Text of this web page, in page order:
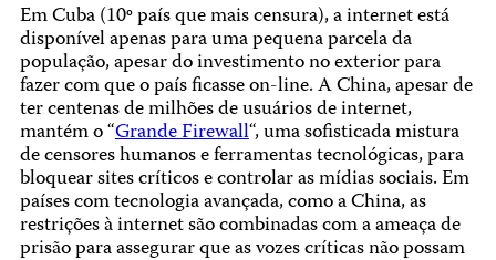
Em Cuba (10º país que mais censura), a internet está
disponível apenas para uma pequena parcela da
população, apesar do investimento no exterior para
fazer com que o país ficasse on-line. A China, apesar de
ter centenas de milhões de usuários de internet,
mantém o “Grande Firewall“, uma sofisticada mistura
de censores humanos e ferramentas tecnológicas, para
bloquear sites críticos e controlar as mídias sociais. Em
países com tecnologia avançada, como a China, as
restrições à internet são combinadas com a ameaça de
prisão para assegurar que as vozes críticas não possam